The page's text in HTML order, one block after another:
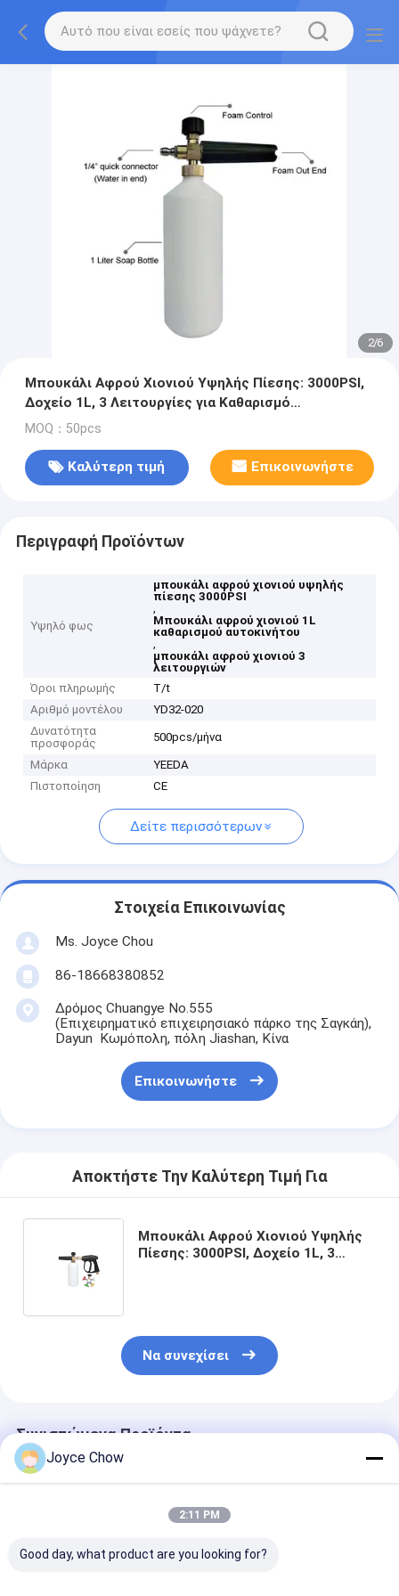
2/6
Μπουκάλι Αφρού Χιονιού Υψηλής Πίεσης: 3000PSI,
Δοχείο 1L, 3 Λειτουργίες για Καθαρισμό
Αυτοκινήτου/Σπιτιού/Καταστήματος
MOQ：50pcs
Καλύτερη τιμή Επικοινωνήστε
Περιγραφή Προϊόντων
Υψηλό φως
μπουκάλι αφρού χιονιού υψηλής
πίεσης 3000PSI
,
Μπουκάλι αφρού χιονιού 1L
καθαρισμού αυτοκινήτου
,
μπουκάλι αφρού χιονιού 3
λειτουργιών
Όροι πληρωμής
T/t
Αριθμό μοντέλου
YD32-020
Δυνατότητα
προσφοράς
500pcs/μήνα
Μάρκα
YEEDA
Πιστοποίηση
CE
Δείτε περισσότερων
Στοιχεία Επικοινωνίας
Ms. Joyce Chou
86-18668380852
Δρόμος Chuangye No.555
(Επιχειρηματικό επιχειρησιακό πάρκο της Σαγκάη),
Dayun Κωμόπολη, πόλη Jiashan, Κίνα
Επικοινωνήστε
Αποκτήστε Την Καλύτερη Τιμή Για
Μπουκάλι Αφρού Χιονιού Υψηλής
Πίεσης: 3000PSI, Δοχείο 1L, 3
Να συνεχίσει
Συνιστώμενα Προϊόντα
Joyce Chow
2:11 PM
Good day, what product are you looking for?